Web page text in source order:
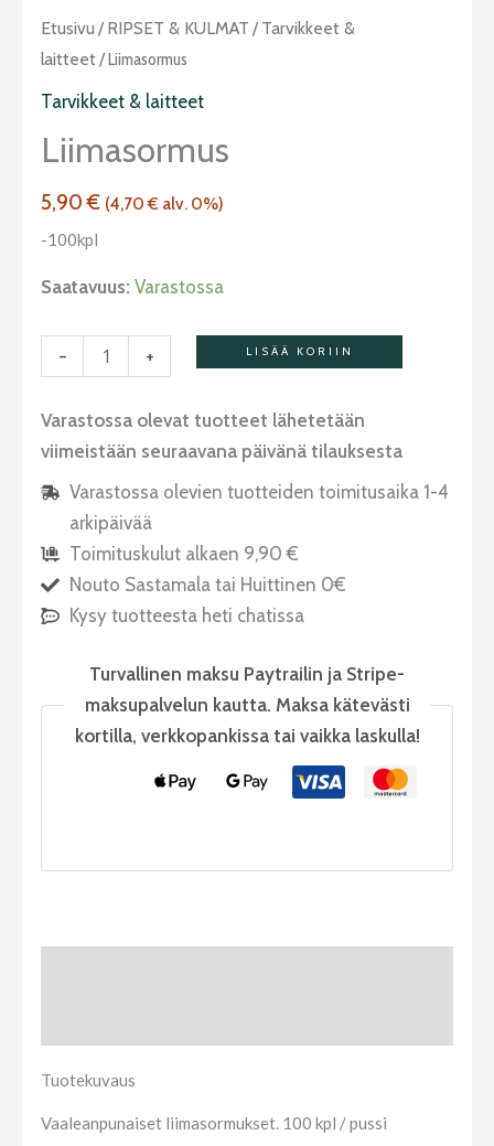
Etusivu / RIPSET & KULMAT / Tarvikkeet &
laitteet/ Liimasormus
Tarvikkeet & laitteet
Liimasormus
5,90€ (4,70€ alv. 0%)
-100kpl
Saatavuus: Varastossa
-
Liimasormus
määrä
+ LISÄÄ KORIIN
Varastossa olevat tuotteet lähetetään
viimeistään seuraavana päivänä tilauksesta
Varastossa olevien tuotteiden toimitusaika 1-4
arkipäivää
Toimituskulut alkaen 9,90 €
Nouto Sastamala tai Huittinen 0€
Kysy tuotteesta heti chatissa
Turvallinen maksu Paytrailin ja Stripe-
maksupalvelun kautta. Maksa kätevästi
kortilla, verkkopankissa tai vaikka laskulla!
Tuotekuvaus
Vaaleanpunaiset liimasormukset. 100 kpl / pussi